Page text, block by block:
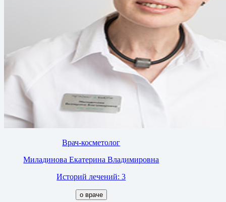
Врач-косметолог
Миладинова Екатерина Владимировна
Историй лечений: 3
о враче